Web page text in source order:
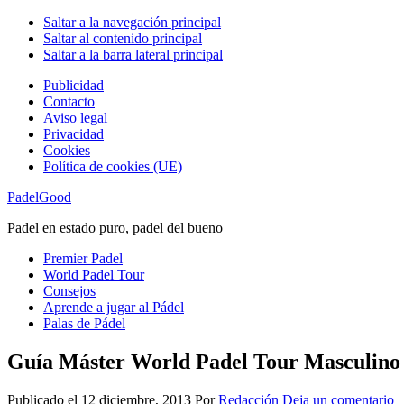
Saltar a la navegación principal
Saltar al contenido principal
Saltar a la barra lateral principal
Publicidad
Contacto
Aviso legal
Privacidad
Cookies
Política de cookies (UE)
PadelGood
Padel en estado puro, padel del bueno
Premier Padel
World Padel Tour
Consejos
Aprende a jugar al Pádel
Palas de Pádel
Guía Máster World Padel Tour Masculino
Publicado el 12 diciembre, 2013 PorRedacción Deja un comentario